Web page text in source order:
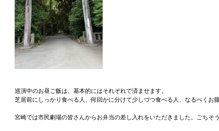
巡演中のお昼ご飯は、基本的にはそれぞれで済ませます。
芝居前にしっかり食べる人、何回かに分けて少しづつ食べる人、なるべくお
宮崎では市民劇場の皆さんからお弁当の差し入れをいただきました。ごちそ